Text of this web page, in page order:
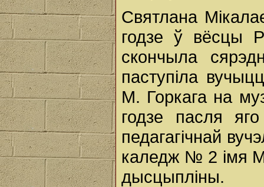
Святлана
годзе ў вёсцы
скончыла
паступіла
М. Горкага на
годзе пасля
педагагічнай
каледж № 2 імя
дысцыпліны.